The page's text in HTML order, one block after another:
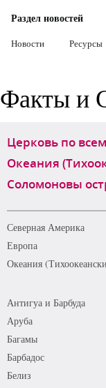
Раздел новостей
Новости Ресурсы
Факты и
Церковь по
Океания
Соломоновы
Северная Америка
Европа
Океания
Антигуа и Барбуда
Аруба
Багамы
Барбадос
Белиз